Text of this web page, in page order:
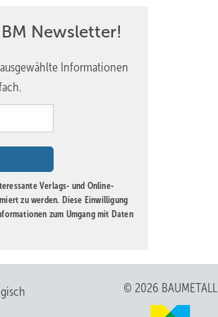
Newsletter!
Informationen
Verlags- und Online-
zu werden. Diese Einwilligung
zum Umgang mit Daten
© 2026 BAUMETALL